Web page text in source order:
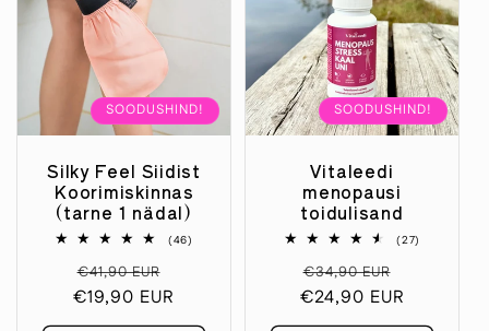
SOODUSHIND!
Silky Feel Siidist
Koorimiskinnas
(tarne 1 nädal)
(46)
Tavaline
hind
€41,90 EUR
€19,90 EUR
SOODUSHIND!
Vitaleedi
menopausi
toidulisand
(27)
Tavaline
hind
€34,90 EUR
€24,90 EUR